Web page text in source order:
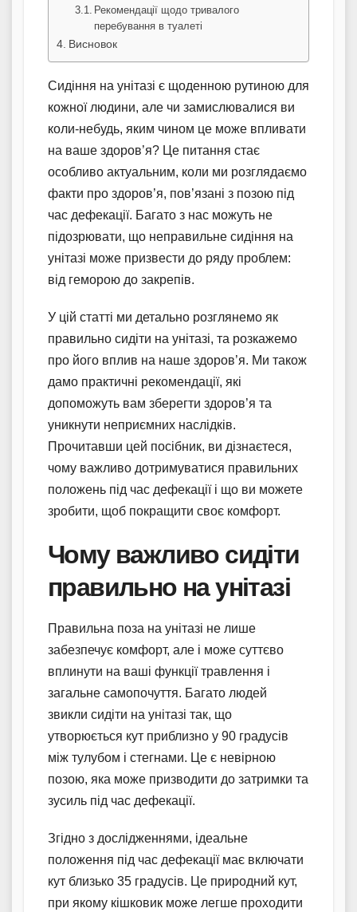
Рекомендації щодо тривалого
перебування в туалеті
Висновок
Сидіння на унітазі є щоденною рутиною для
кожної людини, але чи замислювалися ви
коли-небудь, яким чином це може впливати
на ваше здоров’я? Це питання стає
особливо актуальним, коли ми розглядаємо
факти про здоров’я, пов’язані з позою під
час дефекації. Багато з нас можуть не
підозрювати, що неправильне сидіння на
унітазі може призвести до ряду проблем:
від геморою до закрепів.
У цій статті ми детально розглянемо як
правильно сидіти на унітазі, та розкажемо
про його вплив на наше здоров’я. Ми також
дамо практичні рекомендації, які
допоможуть вам зберегти здоров’я та
уникнути неприємних наслідків.
Прочитавши цей посібник, ви дізнаєтеся,
чому важливо дотримуватися правильних
положень під час дефекації і що ви можете
зробити, щоб покращити своє комфорт.
Чому важливо сидіти
правильно на унітазі
Правильна поза на унітазі не лише
забезпечує комфорт, але і може суттєво
вплинути на ваші функції травлення і
загальне самопочуття. Багато людей
звикли сидіти на унітазі так, що
утворюється кут приблизно у 90 градусів
між тулубом і стегнами. Це є невірною
позою, яка може призводити до затримки та
зусиль під час дефекації.
Згідно з дослідженнями, ідеальне
положення під час дефекації має включати
кут близько 35 градусів. Це природний кут,
при якому кішковик може легше проходити